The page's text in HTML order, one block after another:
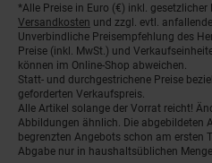
Fußnoten
*Alle Preise in Euro (€) inkl. gesetzlicher
Versandkosten und zzgl. evtl.
Unverbindliche Preisempfehlung des
Preise (inkl. MwSt.) und
können im Online-Shop abweichen.
Statt- und durchgestrichene Preise
geforderten Verkaufspreis.
Alle Artikel solange der Vorrat reicht!
Abbildungen ähnlich. Die abgebildeten
begrenzten Angebots schon am ersten
Abgabe nur in haushaltsüblichen